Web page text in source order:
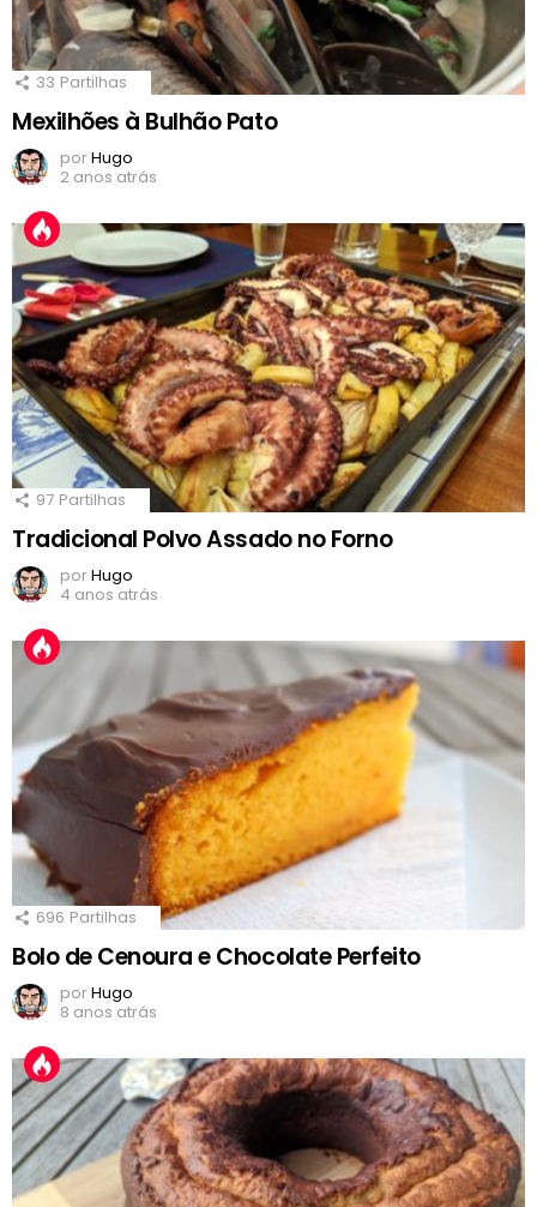
33 Partilhas
Mexilhões à Bulhão Pato
porHugo
2 anos atrás
97 Partilhas
Tradicional Polvo Assado no Forno
porHugo
4 anos atrás
696 Partilhas
Bolo de Cenoura e Chocolate Perfeito
porHugo
8 anos atrás